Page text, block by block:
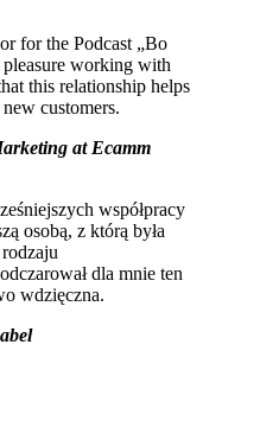
for the Podcast „Bo
pleasure working with
this relationship helps
customers.
at Ecamm
współpracy
osobą, z którą była
dla mnie ten
wdzięczna.